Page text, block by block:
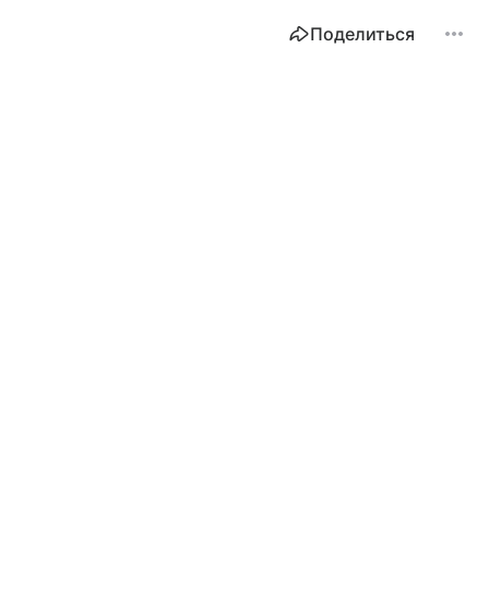
Поделиться